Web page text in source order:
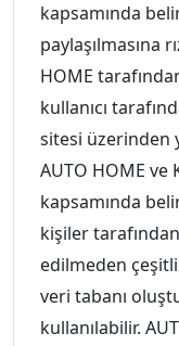
kapsamında
paylaşılmasına
HOME
kullanıcı
sitesi üzerinden
AUTO HOME ve
kapsamında
kişiler
edilmeden
veri tabanı
kullanılabilir.